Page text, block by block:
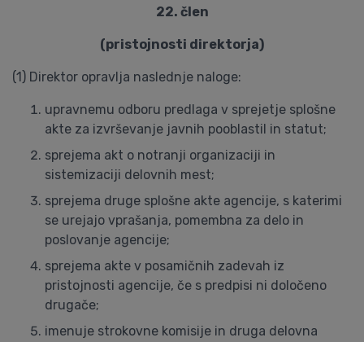
22. člen
(pristojnosti direktorja)
(1) Direktor opravlja naslednje naloge:
upravnemu odboru predlaga v sprejetje splošne
akte za izvrševanje javnih pooblastil in statut;
sprejema akt o notranji organizaciji in
sistemizaciji delovnih mest;
sprejema druge splošne akte agencije, s katerimi
se urejajo vprašanja, pomembna za delo in
poslovanje agencije;
sprejema akte v posamičnih zadevah iz
pristojnosti agencije, če s predpisi ni določeno
drugače;
imenuje strokovne komisije in druga delovna